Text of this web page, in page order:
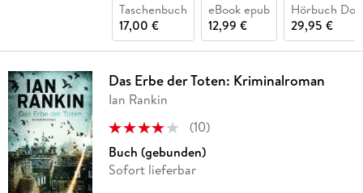
Taschenbuch
17,00 €
eBook epub
12,99 €
Hörbuch
29,95 €
Das Erbe der Toten: Kriminalroman
Ian Rankin
(10)
Buch (gebunden)
Sofort lieferbar